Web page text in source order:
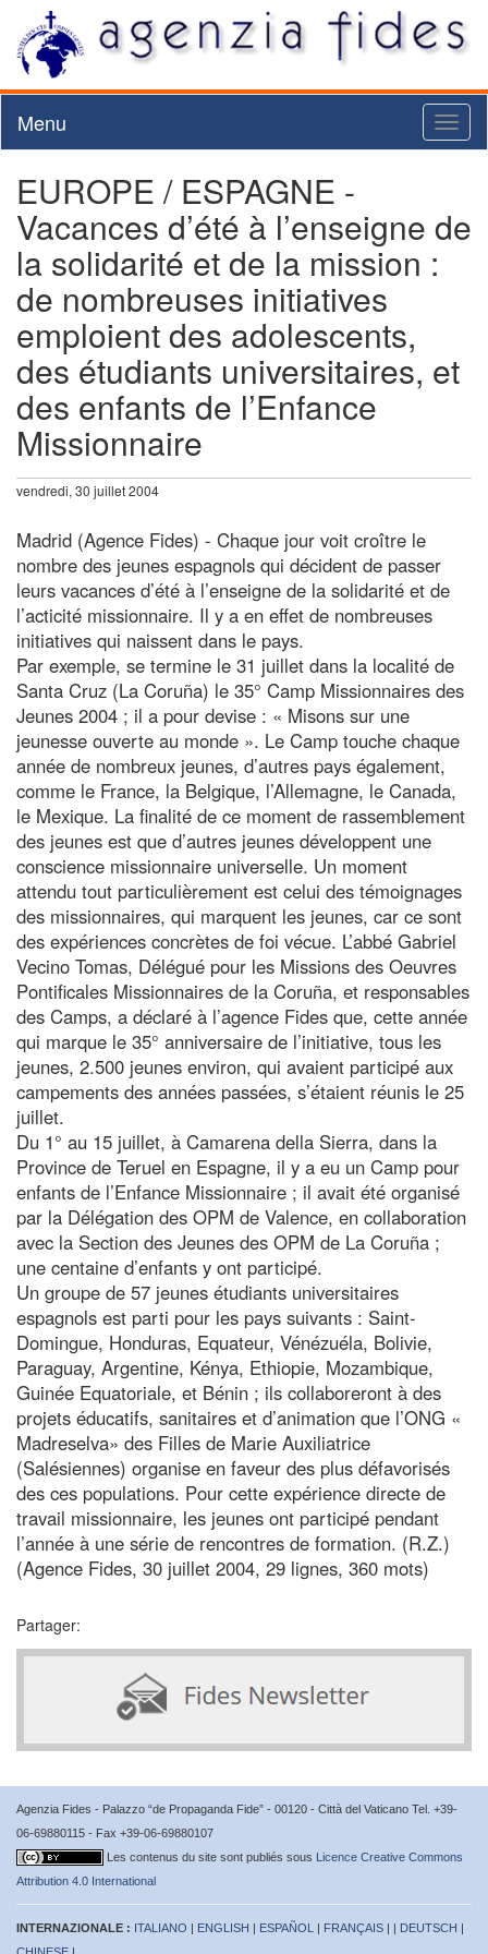
Menu
EUROPE / ESPAGNE -
Vacances d’été à l’enseigne de
la solidarité et de la mission :
de nombreuses initiatives
emploient des adolescents,
des étudiants universitaires, et
des enfants de l’Enfance
Missionnaire
vendredi, 30 juillet 2004
Madrid (Agence Fides) - Chaque jour voit croître le
nombre des jeunes espagnols qui décident de passer
leurs vacances d’été à l’enseigne de la solidarité et de
l’acticité missionnaire. Il y a en effet de nombreuses
initiatives qui naissent dans le pays.
Par exemple, se termine le 31 juillet dans la localité de
Santa Cruz (La Coruña) le 35° Camp Missionnaires des
Jeunes 2004 ; il a pour devise : « Misons sur une
jeunesse ouverte au monde ». Le Camp touche chaque
année de nombreux jeunes, d’autres pays également,
comme le France, la Belgique, l’Allemagne, le Canada,
le Mexique. La finalité de ce moment de rassemblement
des jeunes est que d’autres jeunes développent une
conscience missionnaire universelle. Un moment
attendu tout particulièrement est celui des témoignages
des missionnaires, qui marquent les jeunes, car ce sont
des expériences concrètes de foi vécue. L’abbé Gabriel
Vecino Tomas, Délégué pour les Missions des Oeuvres
Pontificales Missionnaires de la Coruña, et responsables
des Camps, a déclaré à l’agence Fides que, cette année
qui marque le 35° anniversaire de l’initiative, tous les
jeunes, 2.500 jeunes environ, qui avaient participé aux
campements des années passées, s’étaient réunis le 25
juillet.
Du 1° au 15 juillet, à Camarena della Sierra, dans la
Province de Teruel en Espagne, il y a eu un Camp pour
enfants de l’Enfance Missionnaire ; il avait été organisé
par la Délégation des OPM de Valence, en collaboration
avec la Section des Jeunes des OPM de La Coruña ;
une centaine d’enfants y ont participé.
Un groupe de 57 jeunes étudiants universitaires
espagnols est parti pour les pays suivants : Saint-
Domingue, Honduras, Equateur, Vénézuéla, Bolivie,
Paraguay, Argentine, Kénya, Ethiopie, Mozambique,
Guinée Equatoriale, et Bénin ; ils collaboreront à des
projets éducatifs, sanitaires et d’animation que l’ONG «
Madreselva» des Filles de Marie Auxiliatrice
(Salésiennes) organise en faveur des plus défavorisés
des ces populations. Pour cette expérience directe de
travail missionnaire, les jeunes ont participé pendant
l’année à une série de rencontres de formation. (R.Z.)
(Agence Fides, 30 juillet 2004, 29 lignes, 360 mots)
Partager:
Agenzia Fides - Palazzo “de Propaganda Fide” - 00120 - Città del Vaticano Tel. +39-
06-69880115 - Fax +39-06-69880107
Les contenus du site sont publiés sous Licence Creative Commons
Attribution 4.0 International
INTERNAZIONALE : ITALIANO | ENGLISH | ESPAÑOL | FRANÇAIS | | DEUTSCH |